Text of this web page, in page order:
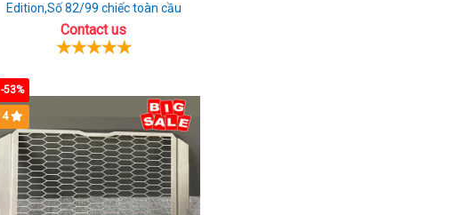
Edition,Số 82/99 chiếc toàn cầu
Contact us
-53%
4